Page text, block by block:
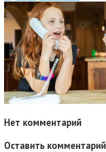
Нет комментарий
Оставить комментарий